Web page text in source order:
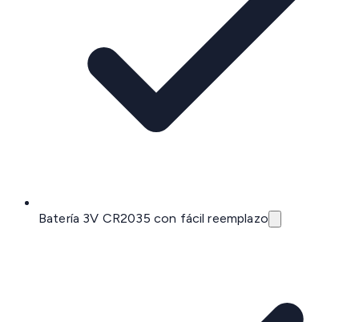
Batería 3V CR2035 con fácil reemplazo